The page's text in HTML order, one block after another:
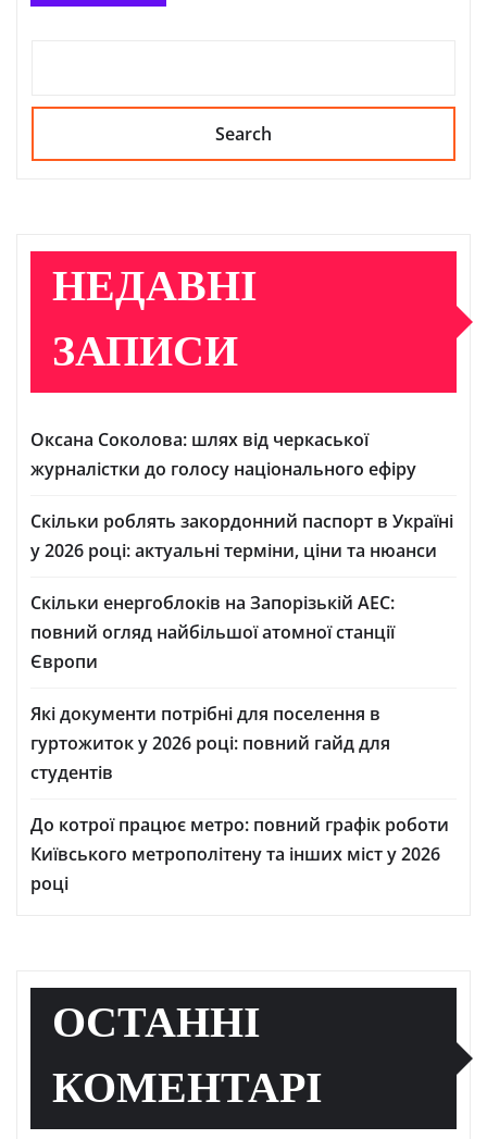
Search
НЕДАВНІ
ЗАПИСИ
Оксана Соколова: шлях від черкаської
журналістки до голосу національного ефіру
Скільки роблять закордонний паспорт в Україні
у 2026 році: актуальні терміни, ціни та нюанси
Скільки енергоблоків на Запорізькій АЕС:
повний огляд найбільшої атомної станції
Європи
Які документи потрібні для поселення в
гуртожиток у 2026 році: повний гайд для
студентів
До котрої працює метро: повний графік роботи
Київського метрополітену та інших міст у 2026
році
ОСТАННІ
КОМЕНТАРІ